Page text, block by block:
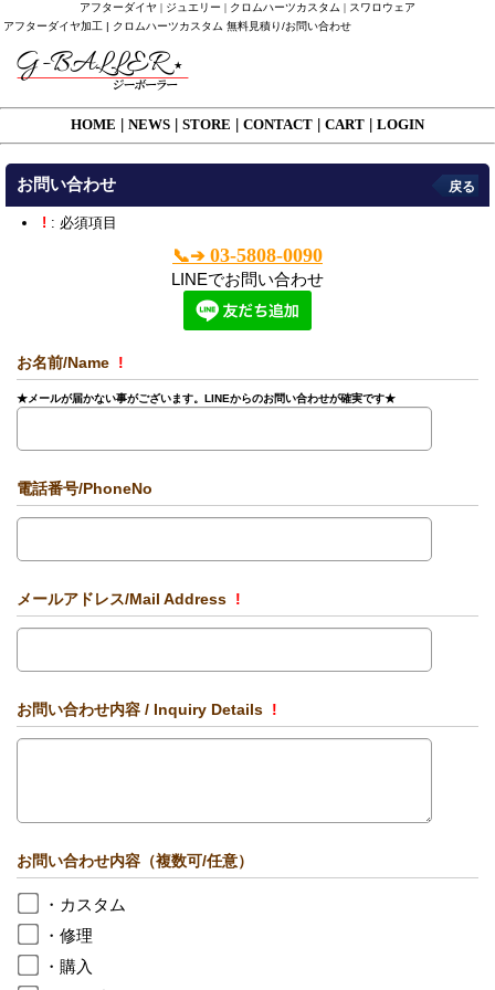
アフターダイヤ | ジュエリー | クロムハーツカスタム | スワロウェア
アフターダイヤ加工 | クロムハーツカスタム 無料見積り/お問い合わせ
HOME NEWS STORE CONTACT CART LOGIN
お問い合わせ 戻る
! : 必須項目
📞➔03-5808-0090
LINEでお問い合わせ
お名前/Name !
★メールが届かない事がございます。LINEからのお問い合わせが確実です★
電話番号/PhoneNo
メールアドレス/Mail Address !
お問い合わせ内容 / Inquiry Details !
お問い合わせ内容（複数可/任意）
・カスタム
・修理
・購入